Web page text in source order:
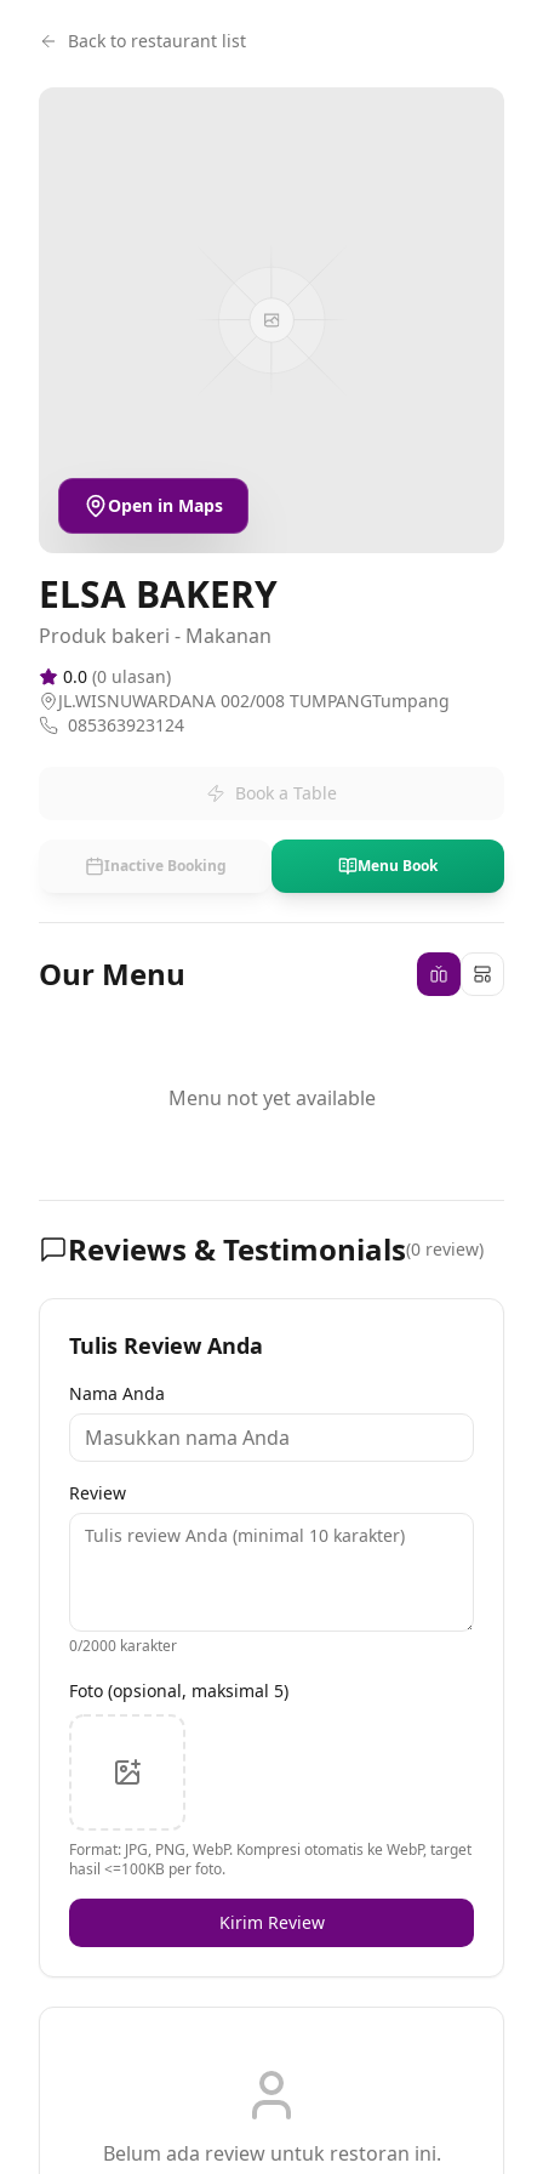
Back to restaurant list
Open in Maps
ELSA BAKERY
Produk bakeri - Makanan
0.0 (0 ulasan)
JL.WISNUWARDANA 002/008 TUMPANGTumpang
085363923124
Book a Table
Inactive Booking Menu Book
Our Menu
Menu not yet available
Reviews & Testimonials(0 review)
Tulis Review Anda
Nama Anda
Review
0/2000 karakter
Foto (opsional, maksimal 5)
Format: JPG, PNG, WebP. Kompresi otomatis ke WebP, target
hasil <=100KB per foto.
Kirim Review
Belum ada review untuk restoran ini.